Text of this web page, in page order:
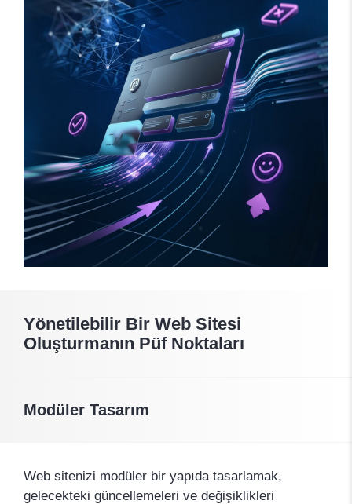
Yönetilebilir Bir Web Sitesi
Oluşturmanın Püf Noktaları
Modüler Tasarım
Web sitenizi modüler bir yapıda tasarlamak,
gelecekteki güncellemeleri ve değişiklikleri